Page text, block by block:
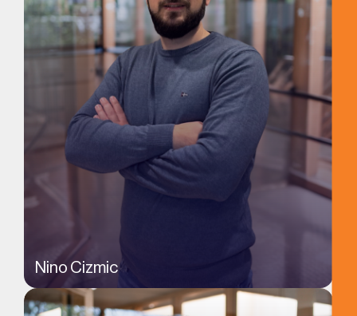
Nino Cizmic